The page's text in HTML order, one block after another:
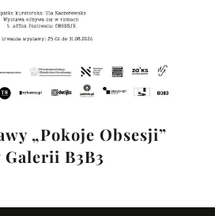
„Pokoje Obsesji”
B3B3